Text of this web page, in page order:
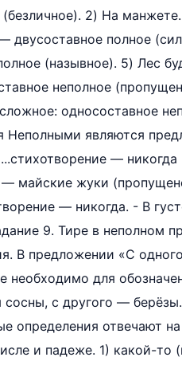
2) На
двусоставное полное
(назывное). 5) Лес
неполное
односоставное
являются
—
— майские жуки
— никогда. - В
9. Тире в неполном
В предложении «С
для
с другого —
определения отвечают
и падеже. 1) какой-то